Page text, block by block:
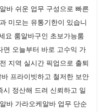
바 쉬운 업무 구성으로 빠른
미모는 유통기한이 있습니
요 룸알바구인 초보가능룸
면 오늘부터 바로 고수익 가
지역 실시간 픽업으로 출퇴
프라이빗하고 철저한 보안
정산해 드려 신뢰하고 일
바 가라오케알바 업무 단순